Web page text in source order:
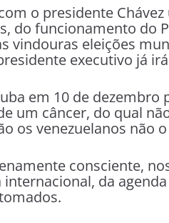
o presidente
do funcionamento do
vindouras eleições
executivo já
em 10 de
um câncer, do qual
os venezuelanos não
consciente,
da agenda